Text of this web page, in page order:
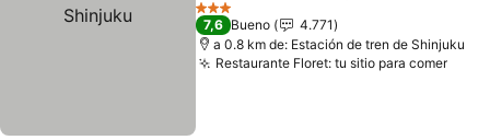
3 Estrellas
7,6 Bueno
4.771
a 0.8 km de: Estación de tren de Shinjuku
Restaurante Floret: tu sitio para comerVer